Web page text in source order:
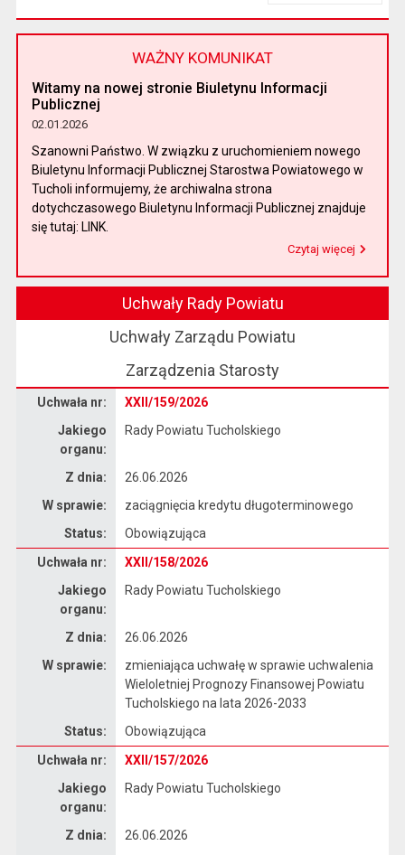
WAŻNY KOMUNIKAT
Witamy na nowej stronie Biuletynu Informacji
Publicznej
02.01.2026
Szanowni Państwo. W związku z uruchomieniem nowego
Biuletynu Informacji Publicznej Starostwa Powiatowego w
Tucholi informujemy, że archiwalna strona
dotychczasowego Biuletynu Informacji Publicznej znajduje
się tutaj: LINK.
Czytaj więcej
Uchwały Rady Powiatu
Uchwały Zarządu Powiatu
Zarządzenia Starosty
Uchwała nr:
XXII/159/2026
Jakiego
organu:
Rady Powiatu Tucholskiego
Z dnia:
26.06.2026
W sprawie:
zaciągnięcia kredytu długoterminowego
Status:
Obowiązująca
Uchwała nr:
XXII/158/2026
Jakiego
organu:
Rady Powiatu Tucholskiego
Z dnia:
26.06.2026
W sprawie:
zmieniająca uchwałę w sprawie uchwalenia
Wieloletniej Prognozy Finansowej Powiatu
Tucholskiego na lata 2026-2033
Status:
Obowiązująca
Uchwała nr:
XXII/157/2026
Jakiego
organu:
Rady Powiatu Tucholskiego
Z dnia:
26.06.2026